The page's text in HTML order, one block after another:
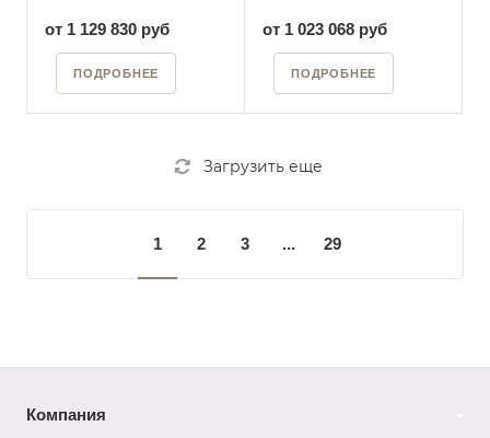
от 1 129 830 руб
ПОДРОБНЕЕ
от 1 023 068 руб
ПОДРОБНЕЕ
Загрузить еще
1 2 3 ... 29
Компания